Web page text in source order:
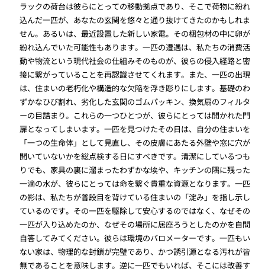
ラックの荷台は彼らにとっての移動拠点であり、そこで荷物に紛れ
込んだ一匹が、あなたの玄関を悠々と通り抜けてきたのかもしれま
せん。あるいは、最近設置した新しい家電。その梱包材の中に卵が
紛れ込んでいた可能性もあります。一匹の遭遇は、私たちの消費活
動や物流という現代社会の仕組みそのものが、彼らの侵入経路と密
接に繋がっていることを再認識させてくれます。また、一匹の出現
は、住まいの老朽化や構造的な欠陥を浮き彫りにします。基礎のわ
ずかなひび割れ、劣化した玄関のゴムパッキン、換気扇のフィルタ
ーの目詰まり。これらの一つひとつが、彼らにとっては開かれた門
扉となってしまいます。一匹を見つけたその日は、自分の住まいを
「一つの生命体」として見直し、その皮膚にあたる外壁や窓に穴が
開いていないかを総点検する日にすべきです。清潔にしているつも
りでも、家具の裏に溜まったわずかな埃や、キッチンの隅に残った
一滴の水が、彼らにとっては命を繋ぐ貴重な資源となります。一匹
の影は、私たちが普段目を背けている住まいの「淀み」を指し示し
ているのです。その一匹を駆除して安心するのではなく、なぜその
一匹が入り込めたのか、なぜその場所に居座ろうとしたのかを自問
自答してみてください。彼らは環境のバロメーターです。一匹もい
ない家は、物理的な封鎖が完璧であり、かつ誘引源となる汚れが皆
無であることを意味します。逆に一匹でもいれば、そこには改善す